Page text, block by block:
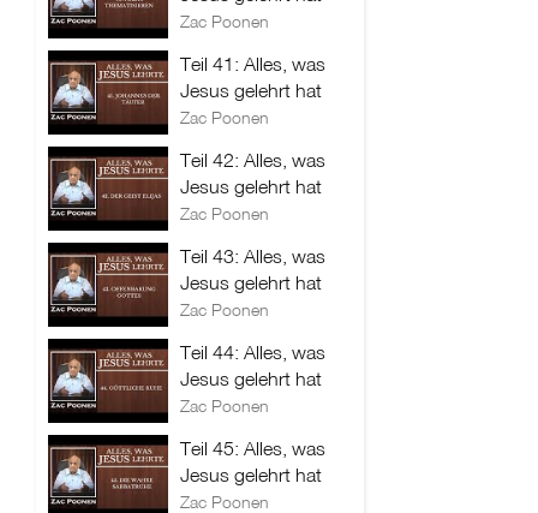
Zac Poonen
Teil 41: Alles, was
Jesus gelehrt hat
Zac Poonen
Teil 42: Alles, was
Jesus gelehrt hat
Zac Poonen
Teil 43: Alles, was
Jesus gelehrt hat
Zac Poonen
Teil 44: Alles, was
Jesus gelehrt hat
Zac Poonen
Teil 45: Alles, was
Jesus gelehrt hat
Zac Poonen